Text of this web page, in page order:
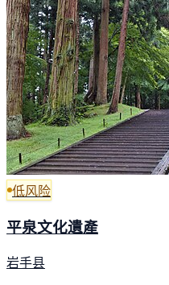
低风险
平泉文化遺產
岩手县